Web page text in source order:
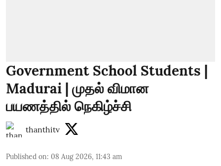
Government School Students |
Madurai | முதல் விமான
பயணத்தில் நெகிழ்ச்சி
thanthitv
Published on: 08 Aug 2026, 11:43 am